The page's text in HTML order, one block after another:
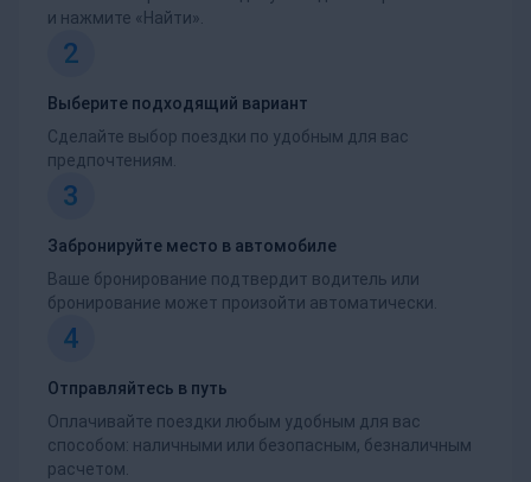
и нажмите «Найти».
2
Выберите подходящий вариант
Сделайте выбор поездки по удобным для вас
предпочтениям.
3
Забронируйте место в автомобиле
Ваше бронирование подтвердит водитель или
бронирование может произойти автоматически.
4
Отправляйтесь в путь
Оплачивайте поездки любым удобным для вас
способом: наличными или безопасным, безналичным
расчетом.